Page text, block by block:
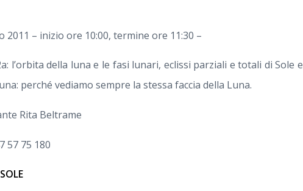
– inizio ore 10:00, termine ore 11:30 –
l’orbita della luna e le fasi lunari, eclissi parziali e totali di Sole e
perché vediamo sempre la stessa faccia della Luna.
Rita Beltrame
57 75 180